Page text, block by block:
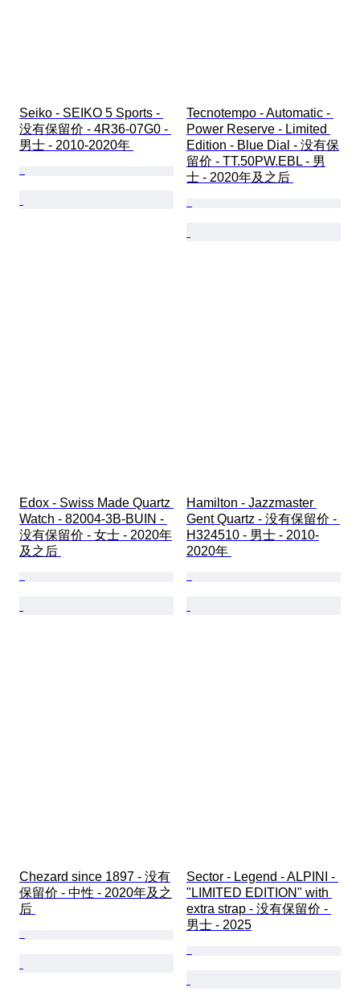
Seiko - SEIKO 5 Sports -
没有保留价 - 4R36-07G0 -
男士 - 2010-2020年
Tecnotempo - Automatic -
Power Reserve - Limited
Edition - Blue Dial - 没有保
留价 - TT.50PW.EBL - 男
士 - 2020年及之后
Edox - Swiss Made Quartz
Watch - 82004-3B-BUIN -
没有保留价 - 女士 - 2020年
及之后
Hamilton - Jazzmaster
Gent Quartz - 没有保留价 -
H324510 - 男士 - 2010-
2020年
Chezard since 1897 - 没有
保留价 - 中性 - 2020年及之
后
Sector - Legend - ALPINI -
"LIMITED EDITION" with
extra strap - 没有保留价 -
男士 - 2025